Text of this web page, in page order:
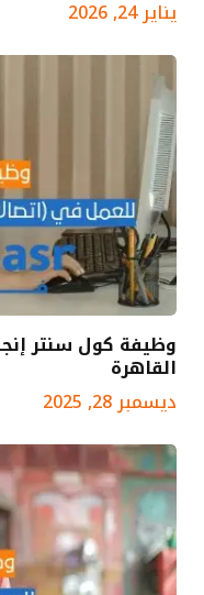
يناير 24, 2026
وظيفة كول سنتر
القاهرة
ديسمبر 28, 2025